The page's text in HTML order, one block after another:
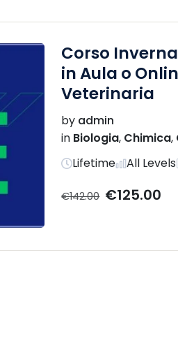
Corso
in Aula o
Veterinaria
by admin
in Biologia, Chimica,
Lifetime
All Levels
€142.00 €125.00